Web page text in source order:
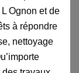
Ognon et de
à répondre
nettoyage